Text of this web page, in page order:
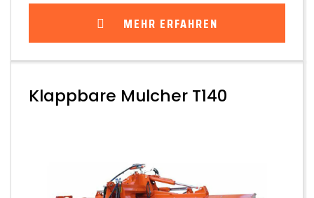
MEHR ERFAHREN
Klappbare Mulcher T140